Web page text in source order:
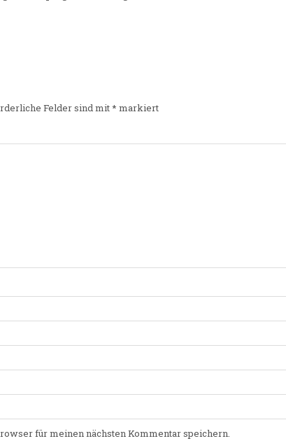
Felder sind mit* markiert
für meinen nächsten Kommentar speichern.